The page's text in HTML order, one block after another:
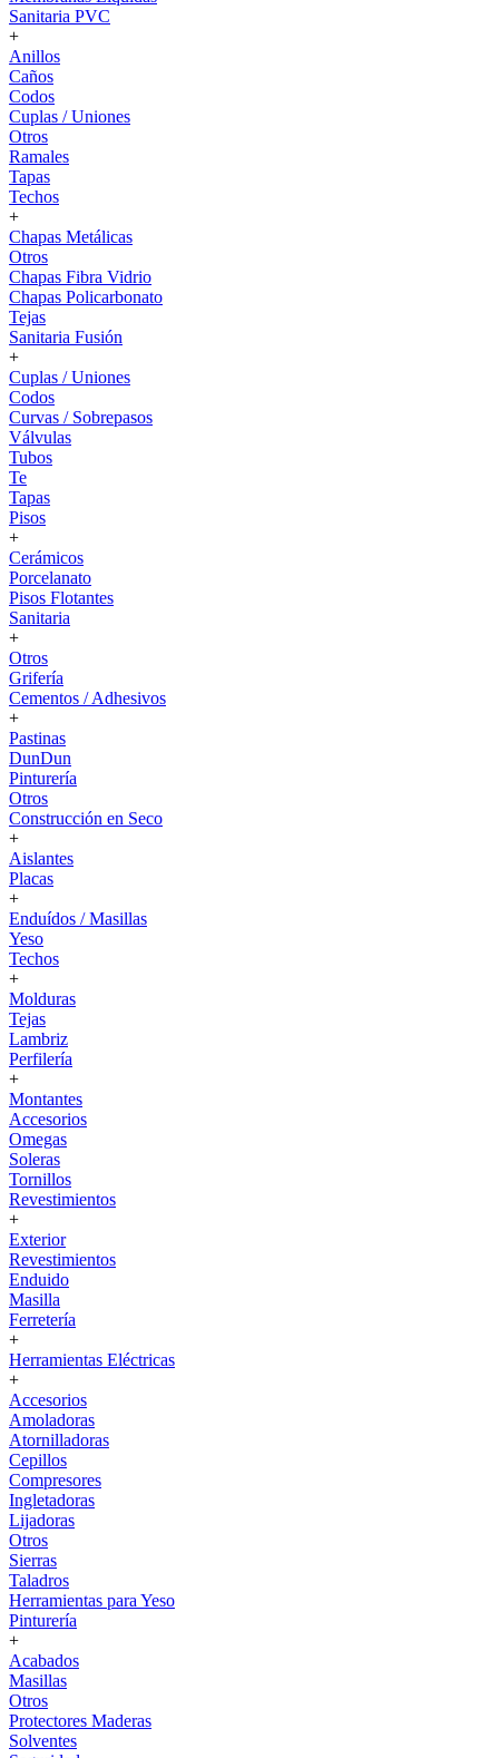
Sanitaria PVC
+
Anillos
Caños
Codos
Cuplas / Uniones
Otros
Ramales
Tapas
Techos
+
Chapas Metálicas
Otros
Chapas Fibra Vidrio
Chapas Policarbonato
Tejas
Sanitaria Fusión
+
Cuplas / Uniones
Codos
Curvas / Sobrepasos
Válvulas
Tubos
Te
Tapas
Pisos
+
Cerámicos
Porcelanato
Pisos Flotantes
Sanitaria
+
Otros
Grifería
Cementos / Adhesivos
+
Pastinas
DunDun
Pinturería
Otros
Construcción en Seco
+
Aislantes
Placas
+
Enduídos / Masillas
Yeso
Techos
+
Molduras
Tejas
Lambriz
Perfilería
+
Montantes
Accesorios
Omegas
Soleras
Tornillos
Revestimientos
+
Exterior
Revestimientos
Enduido
Masilla
Ferretería
+
Herramientas Eléctricas
+
Accesorios
Amoladoras
Atornilladoras
Cepillos
Compresores
Ingletadoras
Lijadoras
Otros
Sierras
Taladros
Herramientas para Yeso
Pinturería
+
Acabados
Masillas
Otros
Protectores Maderas
Solventes